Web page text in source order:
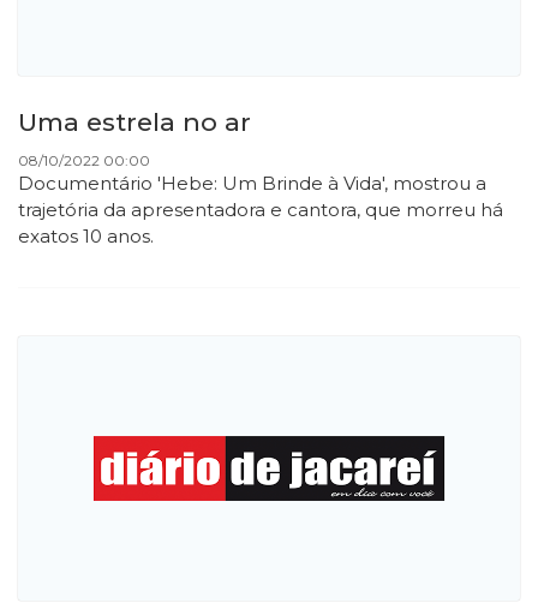
Uma estrela no ar
08/10/2022 00:00
Documentário 'Hebe: Um Brinde à Vida', mostrou a
trajetória da apresentadora e cantora, que morreu há
exatos 10 anos.